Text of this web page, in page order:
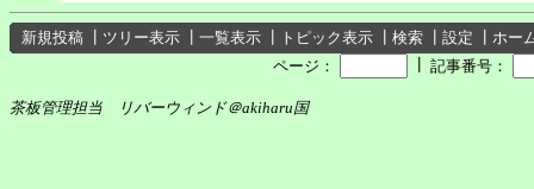
新規投稿 ツリー表示 一覧表示 トピック表示 検索 設定
ホー
ページ：
記事番号：
茶板管理担当 リバーウィンド＠akiharu国